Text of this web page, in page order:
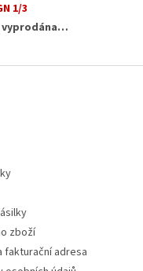
1/3
vyprodána…
zboží
fakturační adresa